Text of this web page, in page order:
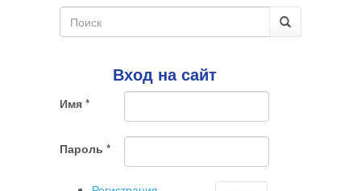
галочка
ненужный
комментарий
Форма
поиска
Вход на сайт
Имя *
Пароль *